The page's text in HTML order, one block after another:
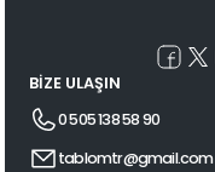
BİZE ULAŞIN
0 505 138 58 90
tablomtr@gmail.com